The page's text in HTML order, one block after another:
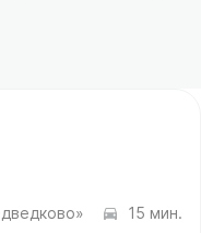
15 мин.